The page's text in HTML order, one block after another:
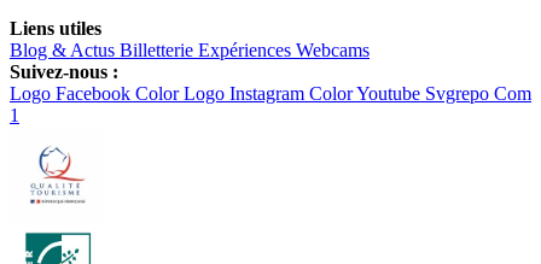
Liens utiles
Blog & Actus Billetterie Expériences Webcams
Suivez-nous :
Logo Facebook Color Logo Instagram ColorYoutube Svgrepo Com
1